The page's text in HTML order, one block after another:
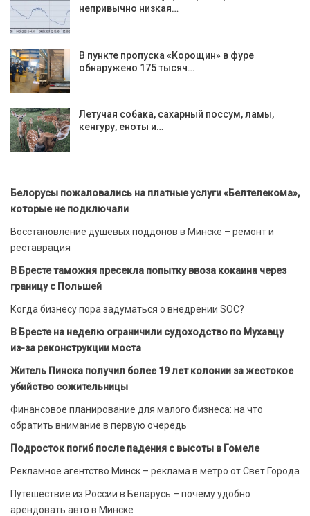
непривычно низкая…
В пункте пропуска «Корощин» в фуре
обнаружено 175 тысяч…
Летучая собака, сахарный поссум, ламы,
кенгуру, еноты и…
Белорусы пожаловались на платные услуги «Белтелекома»,
которые не подключали
Восстановление душевых поддонов в Минске – ремонт и
реставрация
В Бресте таможня пресекла попытку ввоза кокаина через
границу с Польшей
Когда бизнесу пора задуматься о внедрении SOC?
В Бресте на неделю ограничили судоходство по Мухавцу
из-за реконструкции моста
Житель Пинска получил более 19 лет колонии за жестокое
убийство сожительницы
Финансовое планирование для малого бизнеса: на что
обратить внимание в первую очередь
Подросток погиб после падения с высоты в Гомеле
Рекламное агентство Минск – реклама в метро от Свет Города
Путешествие из России в Беларусь – почему удобно
арендовать авто в Минске